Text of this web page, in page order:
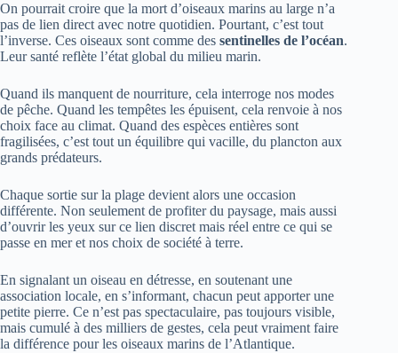
On pourrait croire que la mort d’oiseaux marins au large n’a
pas de lien direct avec notre quotidien. Pourtant, c’est tout
l’inverse. Ces oiseaux sont comme des sentinelles de l’océan.
Leur santé reflète l’état global du milieu marin.
Quand ils manquent de nourriture, cela interroge nos modes
de pêche. Quand les tempêtes les épuisent, cela renvoie à nos
choix face au climat. Quand des espèces entières sont
fragilisées, c’est tout un équilibre qui vacille, du plancton aux
grands prédateurs.
Chaque sortie sur la plage devient alors une occasion
différente. Non seulement de profiter du paysage, mais aussi
d’ouvrir les yeux sur ce lien discret mais réel entre ce qui se
passe en mer et nos choix de société à terre.
En signalant un oiseau en détresse, en soutenant une
association locale, en s’informant, chacun peut apporter une
petite pierre. Ce n’est pas spectaculaire, pas toujours visible,
mais cumulé à des milliers de gestes, cela peut vraiment faire
la différence pour les oiseaux marins de l’Atlantique.